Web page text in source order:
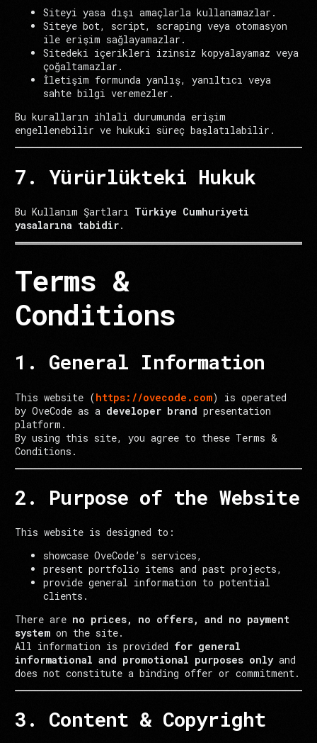
Siteyi yasa dışı amaçlarla kullanamazlar.
Siteye bot, script, scraping veya otomasyon
ile erişim sağlayamazlar.
Sitedeki içerikleri izinsiz kopyalayamaz veya
çoğaltamazlar.
İletişim formunda yanlış, yanıltıcı veya
sahte bilgi veremezler.
Bu kuralların ihlali durumunda erişim
engellenebilir ve hukuki süreç başlatılabilir.
7. Yürürlükteki Hukuk
Bu Kullanım Şartları Türkiye Cumhuriyeti
yasalarına tabidir.
Terms &
Conditions
1. General Information
This website (https://ovecode.com) is operated
by OveCode as a developer brand presentation
platform.
By using this site, you agree to these Terms &
Conditions.
2. Purpose of the Website
This website is designed to:
showcase OveCode’s services,
present portfolio items and past projects,
provide general information to potential
clients.
There are no prices, no offers, and no payment
systemon the site.
All information is provided for general
informational and promotional purposes onlyand
does not constitute a binding offer or commitment.
3. Content & Copyright